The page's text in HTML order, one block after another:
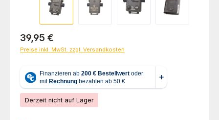
Regulärer Preis:
39,95 €
Preise inkl. MwSt. zzgl. Versandkosten
Derzeit nicht auf Lager